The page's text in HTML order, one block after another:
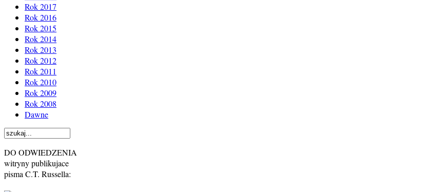
Rok 2017
Rok 2016
Rok 2015
Rok 2014
Rok 2013
Rok 2012
Rok 2011
Rok 2010
Rok 2009
Rok 2008
Dawne
DO ODWIEDZENIA
witryny publikujace
pisma C.T. Russella: